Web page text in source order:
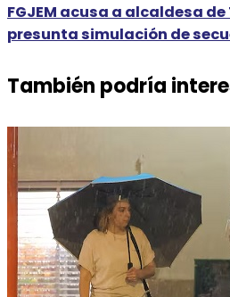
FGJEM acusa a alcaldesa
presunta simulación de
También podría